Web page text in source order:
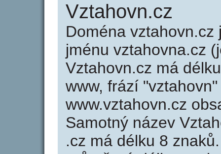
Vztahovn.cz
Doména
jménu vztahovna.cz
Vztahovn.cz má
www, frází
www.vztahovn.cz
Samotný název
.cz má délku 8